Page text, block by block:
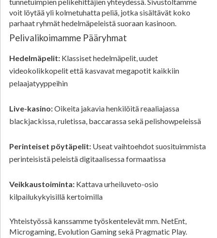
voit löytää yli kolmetuhatta peliä, jotka sisältävät koko
parhaat ryhmät hedelmäpeleistä suoraan kasinoon.
Pelivalikoimamme Pääryhmat
Hedelmäpelit:Klassiset hedelmäpelit, uudet
videokolikkopelit että kasvavat megapotit kaikkiin
pelaajatyyppeihin
Live-kasino:Oikeita jakavia henkilöitä reaaliajassa
blackjackissa, ruletissa, baccarassa sekä pelishowpeleissä
Perinteiset pöytäpelit:Useat vaihtoehdot suosituimmista
perinteisistä peleistä digitaalisessa formaatissa
Veikkaustoiminta:Kattava urheiluveto-osio
kilpailukykyisillä kertoimilla
Yhteistyössä kanssamme työskentelevät mm. NetEnt,
Microgaming, Evolution Gaming sekä Pragmatic Play.